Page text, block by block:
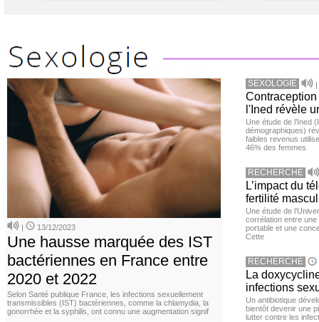
| 13/12/2023
Une hausse marquée des IST
bactériennes en France entre
2020 et 2022
Selon Santé publique France, les infections sexuellement
transmissibles (IST) bactériennes, comme la chlamydia, la
gonorrhée et la syphilis, ont connu une augmentation signif
SEXOLOGIE |
l'Ined révèle
Une étude de l’Ined
démographiques)
faibles revenus
46% des femmes
RECHERCHE
L’impact du
fertilité
Une étude de
corrélation entre une
portable et une
Cette
RECHERCHE
La
infections
Un antibiotique
bientôt devenir une
lutter contre les